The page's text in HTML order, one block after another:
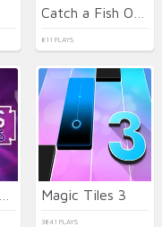
811 PLAYS
Magic Tiles 3
3841 PLAYS